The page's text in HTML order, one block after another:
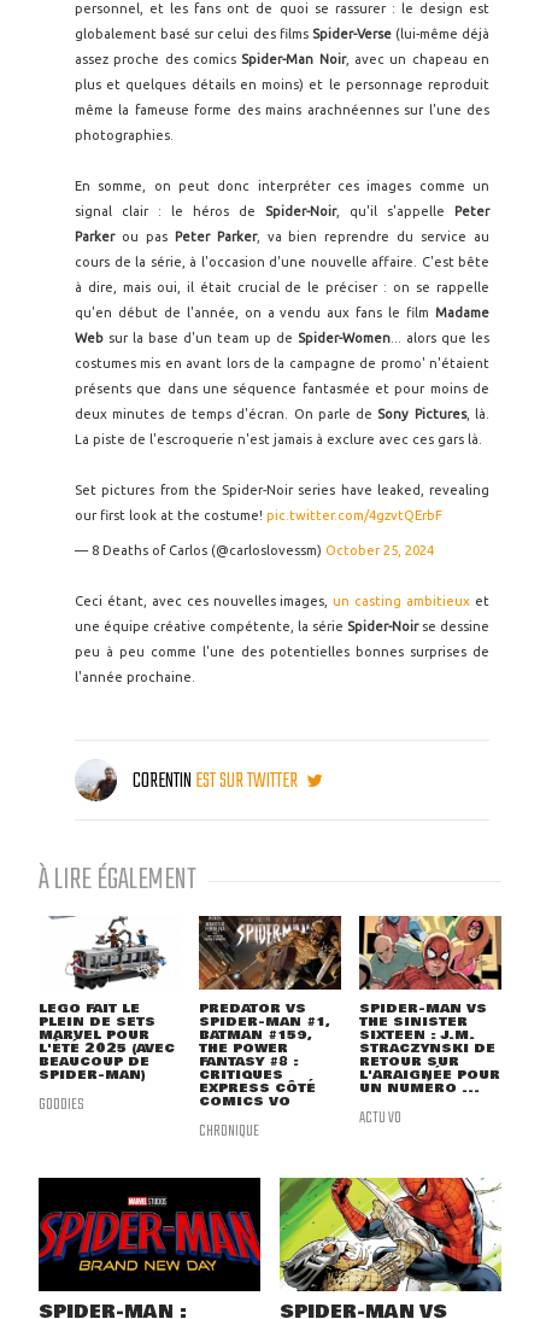
personnel, et les fans ont de quoi se rassurer : le design est
globalement basé sur celui des films Spider-Verse(lui-même déjà
assez proche des comics Spider-Man Noir, avec un chapeau en
plus et quelques détails en moins) et le personnage reproduit
même la fameuse forme des mains arachnéennes sur l'une des
photographies.
En somme, on peut donc interpréter ces images comme un
signal clair : le héros de Spider-Noir, qu'il s'appelle
Peter
Parkerou pas Peter Parker,
va bien reprendre du service au
cours de la série, à l'occasion d'une nouvelle affaire. C'est bête
à dire, mais oui, il était crucial de le préciser : on se rappelle
qu'en début de l'année, on a vendu aux fans le film Madame
Web sur la base d'un team up de Spider-Women ... alors que les
costumes mis en avant lors de la campagne de promo' n'étaient
présents que dans une séquence fantasmée et pour moins de
deux minutes de temps d'écran. On parle de Sony Pictures, là.
La piste de l'escroquerie n'est jamais à exclure avec ces gars là.
Set pictures from the Spider-Noir series have leaked, revealing
our first look at the costume! pic.twitter.com/4gzvtQErbF
— 8 Deaths of Carlos (@carloslovessm) October 25, 2024
Ceci étant, avec ces nouvelles images,un casting ambitieux et
une équipe créative compétente, la série Spider-Noirse dessine
peu à peu comme l'une des potentielles bonnes surprises de
l'année prochaine.
CORENTINEST SUR TWITTER
À LIRE ÉGALEMENT
LEGO FAIT LE
PLEIN DE SETS
MARVEL POUR
L'ÉTÉ 2025 (AVEC
BEAUCOUP DE
SPIDER-MAN)
GOODIES
PREDATOR VS
SPIDER-MAN #1,
BATMAN #159,
THE POWER
FANTASY #8 :
CRITIQUES
EXPRESS CÔTÉ
COMICS VO
CHRONIQUE
SPIDER-MAN VS
THE SINISTER
SIXTEEN : J.M.
STRACZYNSKI DE
RETOUR SUR
L'ARAIGNÉE POUR
UN NUMÉRO ...
ACTU VO
SPIDER-MAN : SPIDER-MAN VS